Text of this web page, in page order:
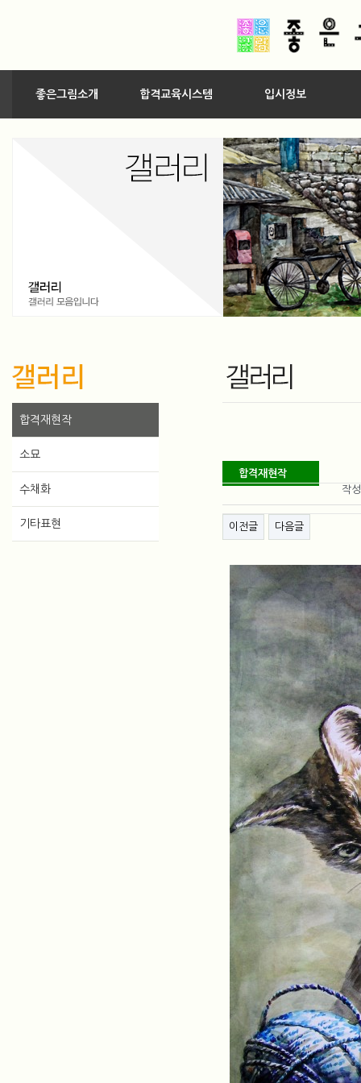
좋은그림소개 합격교육시스템 입시정보
합격재현작
소묘
수채화
기타표현
합격재현작
게시물 정보
작
게시물 상단 버튼
이전글 다음글